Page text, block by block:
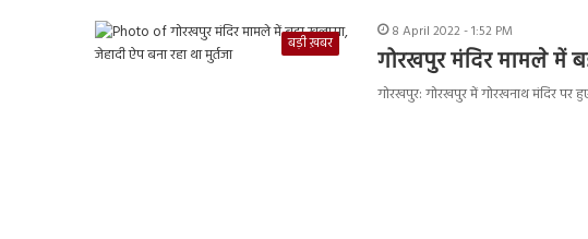
बड़ी ख़बर
8 April 2022 - 1:52 PM
गोरखपुर मंदिर मामले में
गोरखपुर: गोरखपुर में गोरखनाथ मंदिर